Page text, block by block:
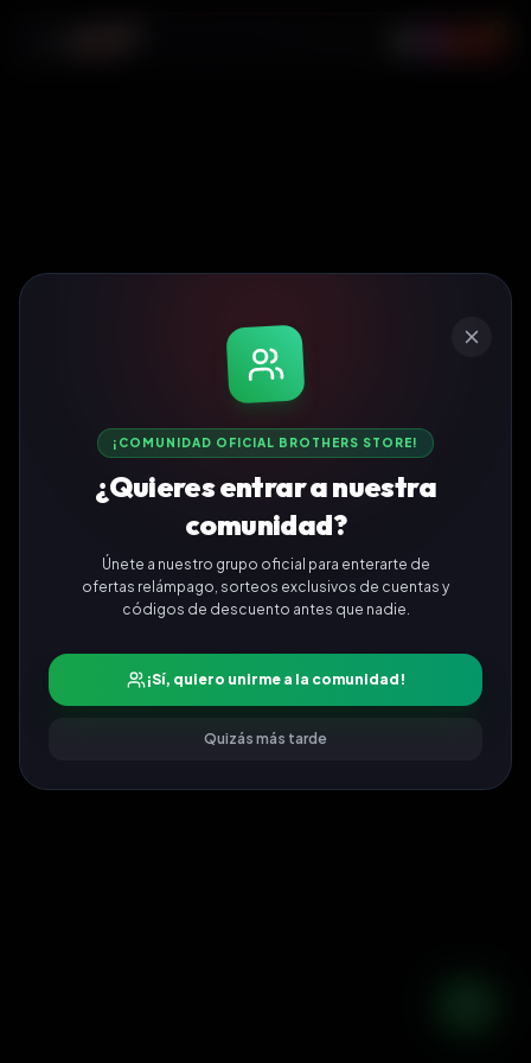
¡COMUNIDAD OFICIAL BROTHERS STORE!
¿Quieres entrar a nuestra
comunidad?
Únete a nuestro grupo oficial para enterarte de
ofertas relámpago, sorteos exclusivos de cuentas y
códigos de descuento antes que nadie.
¡Sí, quiero unirme a la comunidad!
Quizás más tarde